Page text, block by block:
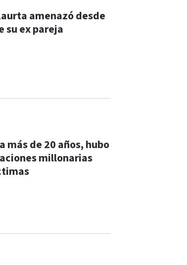
amenazó desde
su ex pareja
más de 20 años, hubo
millonarias